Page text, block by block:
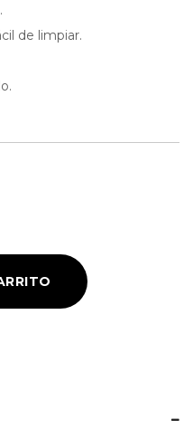
de limpiar.